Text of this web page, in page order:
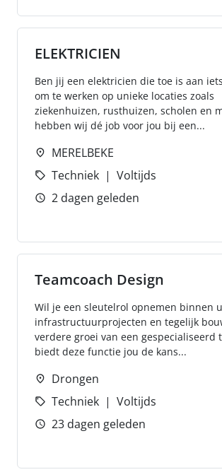
ELEKTRICIEN
Ben jij een elektricien die toe is aan
om te werken op unieke locaties zoals
ziekenhuizen, rusthuizen, scholen en
hebben wij dé job voor jou bij een...
MERELBEKE
Techniek
Voltijds
2 dagen geleden
Teamcoach Design
Wil je een sleutelrol opnemen binnen
infrastructuurprojecten en tegelijk
verdere groei van een gespecialiseerd
biedt deze functie jou de kans...
Drongen
Techniek
Voltijds
23 dagen geleden